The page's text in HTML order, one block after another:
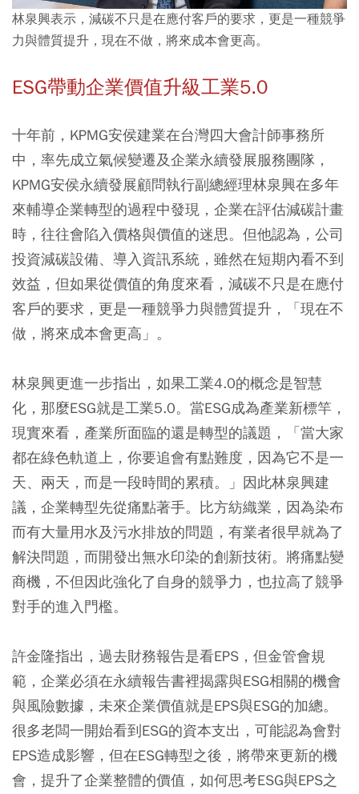
林泉興表示，減碳不只是在應付客戶的要求，更是一種競爭
力與體質提升，現在不做，將來成本會更高。
ESG帶動企業價值升級工業5.0
十年前，KPMG安侯建業在台灣四大會計師事務所
中，率先成立氣候變遷及企業永續發展服務團隊，
KPMG安侯永續發展顧問執行副總經理林泉興在多年
來輔導企業轉型的過程中發現，企業在評估減碳計畫
時，往往會陷入價格與價值的迷思。但他認為，公司
投資減碳設備、導入資訊系統，雖然在短期內看不到
效益，但如果從價值的角度來看，減碳不只是在應付
客戶的要求，更是一種競爭力與體質提升，「現在不
做，將來成本會更高」。
林泉興更進一步指出，如果工業4.0的概念是智慧
化，那麼ESG就是工業5.0。當ESG成為產業新標竿，
現實來看，產業所面臨的還是轉型的議題，「當大家
都在綠色軌道上，你要追會有點難度，因為它不是一
天、兩天，而是一段時間的累積。」因此林泉興建
議，企業轉型先從痛點著手。比方紡織業，因為染布
而有大量用水及污水排放的問題，有業者很早就為了
解決問題，而開發出無水印染的創新技術。將痛點變
商機，不但因此強化了自身的競爭力，也拉高了競爭
對手的進入門檻。
許金隆指出，過去財務報告是看EPS，但金管會規
範，企業必須在永續報告書裡揭露與ESG相關的機會
與風險數據，未來企業價值就是EPS與ESG的加總。
很多老闆一開始看到ESG的資本支出，可能認為會對
EPS造成影響，但在ESG轉型之後，將帶來更新的機
會，提升了企業整體的價值，如何思考ESG與EPS之